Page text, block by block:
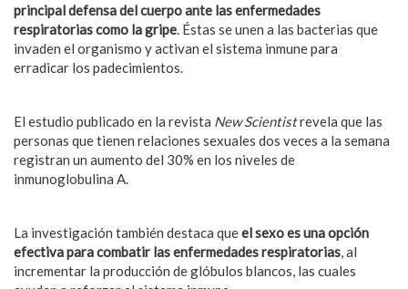
principal defensa del cuerpo ante las enfermedades
respiratorias como la gripe. Éstas se unen a las bacterias que
invaden el organismo y activan el sistema inmune para
erradicar los padecimientos.
El estudio publicado en la revista New Scientistrevela que las
personas que tienen relaciones sexuales dos veces a la semana
registran un aumento del 30% en los niveles de
inmunoglobulina A.
La investigación también destaca queel sexo es una opción
efectiva para combatir las enfermedades respiratorias, al
incrementar la producción de glóbulos blancos, las cuales